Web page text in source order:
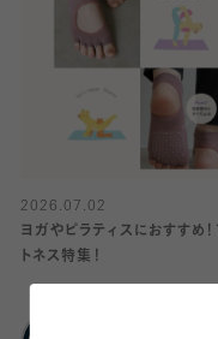
2026.07.02
ヨガやピラティスにおすすめ！
トネス特集！